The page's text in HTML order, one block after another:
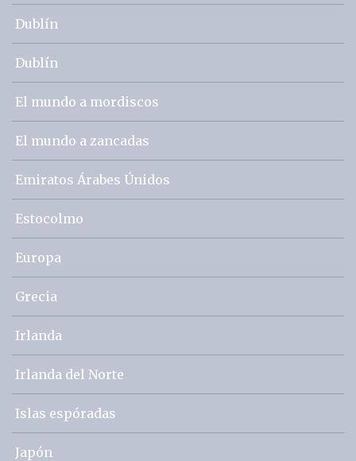
Dublín
Dublín
El mundo a mordiscos
El mundo a zancadas
Emiratos Árabes Únidos
Estocolmo
Europa
Grecia
Irlanda
Irlanda del Norte
Islas espóradas
Japón